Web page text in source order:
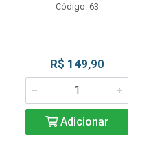
Código: 63
R$ 149,90
Adicionar